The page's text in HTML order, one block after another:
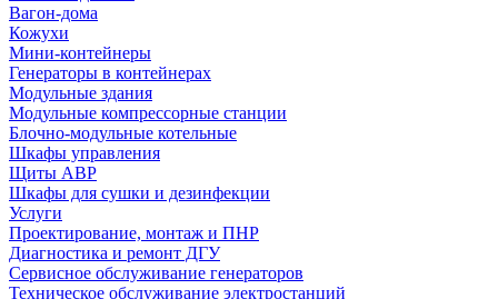
Вагон-дома
Кожухи
Мини-контейнеры
Генераторы в контейнерах
Модульные здания
Модульные компрессорные станции
Блочно-модульные котельные
Шкафы управления
Щиты АВР
Шкафы для сушки и дезинфекции
Услуги
Проектирование, монтаж и ПНР
Диагностика и ремонт ДГУ
Сервисное обслуживание генераторов
Техническое обслуживание электростанций